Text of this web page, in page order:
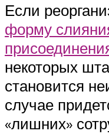
Если
форму
некоторых
становится
случае
«лишних»